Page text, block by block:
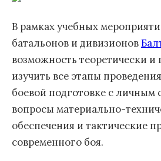
В рамках учебных
батальонов и дивизионов
возможность теоретически и
изучить все этапы
боевой подготовке с личным
вопросы материально-
обеспечения и тактические
современного боя.